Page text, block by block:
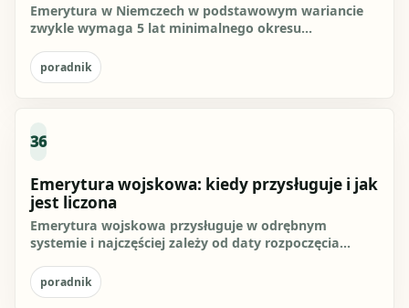
Emerytura w Niemczech w podstawowym wariancie
zwykle wymaga 5 lat minimalnego okresu
poradnik
36
Emerytura wojskowa: kiedy przysługuje i jak
jest liczona
Emerytura wojskowa przysługuje w odrębnym
systemie i najczęściej zależy od daty rozpoczęcia
poradnik